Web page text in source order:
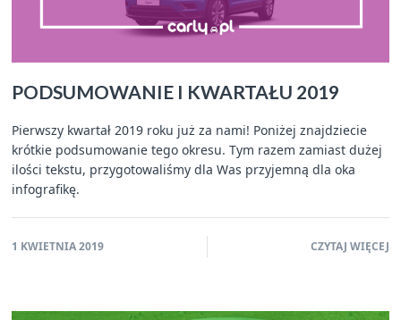
PODSUMOWANIE I KWARTAŁU 2019
Pierwszy kwartał 2019 roku już za nami! Poniżej znajdziecie
krótkie podsumowanie tego okresu. Tym razem zamiast dużej
ilości tekstu, przygotowaliśmy dla Was przyjemną dla oka
infografikę.
1 KWIETNIA 2019 CZYTAJ WIĘCEJ